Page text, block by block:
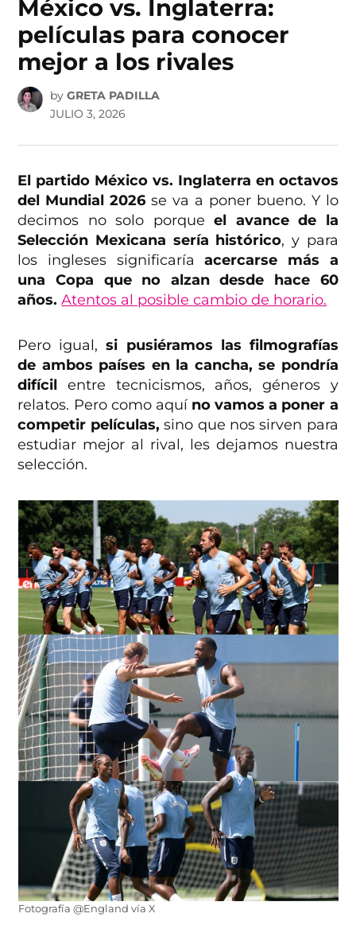
México vs. Inglaterra:
películas para conocer
mejor a los rivales
by GRETA PADILLA
JULIO 3, 2026
El partido México vs. Inglaterra en octavos
del Mundial 2026 se va a poner bueno. Y lo
decimos no solo porqueel avance de la
Selección Mexicana sería histórico, y para
los ingleses significaría acercarse más a
una Copa que no alzan desde hace 60
años. Atentos al posible cambio de horario.
Pero igual,si pusiéramos las filmografías
de ambos países en la cancha, se pondría
difícil entre tecnicismos, años, géneros y
relatos. Pero como aquí no vamos a poner a
competir películas, sino que nos sirven para
estudiar mejor al rival, les dejamos nuestra
selección.
Fotografía @England vía X